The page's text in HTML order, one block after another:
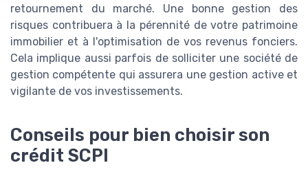
retournement du marché. Une bonne gestion des
risques contribuera à la pérennité de votre patrimoine
immobilier et à l'optimisation de vos revenus fonciers.
Cela implique aussi parfois de solliciter une société de
gestion compétente qui assurera une gestion active et
vigilante de vos investissements.
Conseils pour bien choisir son
crédit SCPI